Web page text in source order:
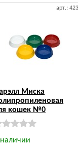
арт.:
Миска
кошек №0